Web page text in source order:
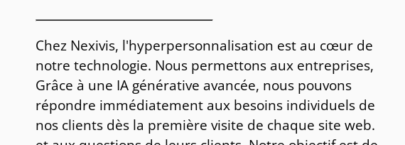
Chez Nexivis, l'hyperpersonnalisation est au cœur de
notre technologie. Nous permettons aux entreprises,
Grâce à une IA générative avancée, nous pouvons
répondre immédiatement aux besoins individuels de
nos clients dès la première visite de chaque site web.